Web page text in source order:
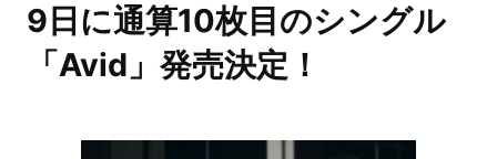
9日に通算10枚目のシングル
「Avid」発売決定！